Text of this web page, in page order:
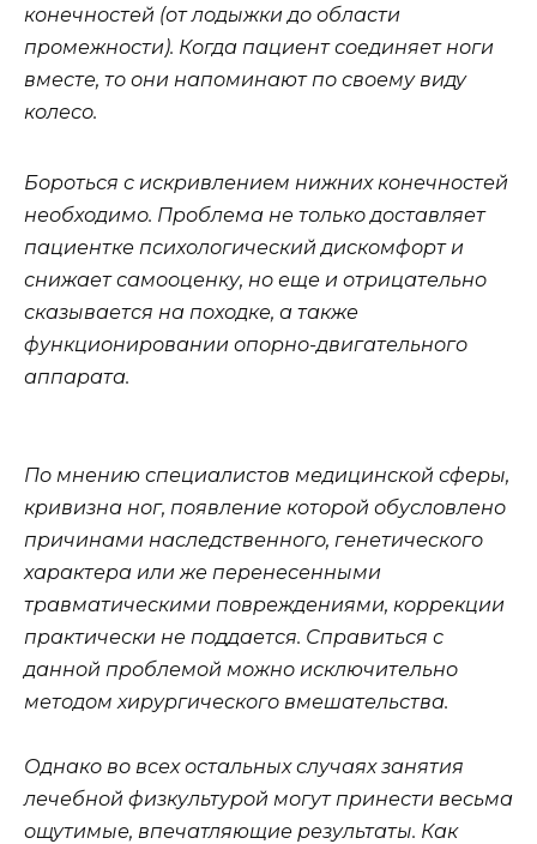
конечностей (от лодыжки до области
промежности). Когда пациент соединяет ноги
вместе, то они напоминают по своему виду
колесо.
Бороться с искривлением нижних конечностей
необходимо. Проблема не только доставляет
пациентке психологический дискомфорт и
снижает самооценку, но еще и отрицательно
сказывается на походке, а также
функционировании опорно-двигательного
аппарата.
По мнению специалистов медицинской сферы,
кривизна ног, появление которой обусловлено
причинами наследственного, генетического
характера или же перенесенными
травматическими повреждениями, коррекции
практически не поддается. Справиться с
данной проблемой можно исключительно
методом хирургического вмешательства.
Однако во всех остальных случаях занятия
лечебной физкультурой могут принести весьма
ощутимые, впечатляющие результаты. Как